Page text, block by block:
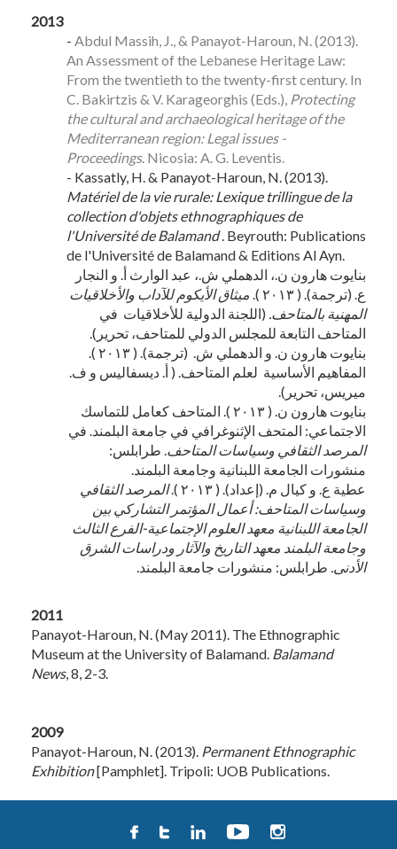
2013
- Abdul Massih, J., & Panayot-Haroun, N. (2013).
An Assessment of the Lebanese Heritage Law:
From the twentieth to the twenty-first century. In
C. Bakirtzis & V. Karageorghis (Eds.), Protecting
the cultural and archaeological heritage of the
Mediterranean region: Legal issues -
Proceedings. Nicosia: A. G. Leventis.
- Kassatly, H. & Panayot-Haroun, N. (2013).
Matériel de la vie rurale: Lexique trillingue de la
collection d'objets ethnographiques de
l'Université de Balamand. Beyrouth: Publications
de l'Université de Balamand & Editions Al Ayn.
بنايوت هارون ن.، الدهملي ش.، عبد الوارث أ. و النجار
ع. (ترجمة). ( ٢٠١٣ ).
ميثاق الأيكوم للآداب والأخلاقيات
المهنية بالمتاحف. (اللجنة الدولية للأخلاقيات في
المتاحف التابعة للمجلس الدولي للمتاحف، تحرير).
بنايوت هارون ن. و الدهملي ش. (ترجمة). ( ٢٠١٣ ).
المفاهيم الأساسية لعلم المتاحف. ( أ. ديسفاليس و ف.
ميريس، تحرير).
بنايوت هارون ن. ( ٢٠١٣ ). المتاحف كعامل للتماسك
الاجتماعي: المتحف الإثنوغرافي في جامعة البلمند. في
المرصد الثقافي وسياسات المتاحف. طرابلس:
منشورات الجامعة اللبنانية وجامعة البلمند.
عطية ع. و كيال م. (إعداد). ( ٢٠١٣ ).
المرصد الثقافي
وسياسات المتاحف: أعمال المؤتمر التشاركي بين
الجامعة اللبنانية معهد العلوم الإجتماعية-الفرع الثالث
وجامعة البلمند معهد التاريخ والآثار ودراسات الشرق
الأدنى. طرابلس: منشورات جامعة البلمند.
2011
Panayot-Haroun, N. (May 2011). The Ethnographic
Museum at the University of Balamand. Balamand
News, 8, 2-3.
2009
Panayot-Haroun, N. (2013). Permanent Ethnographic
Exhibition[Pamphlet]. Tripoli: UOB Publications.